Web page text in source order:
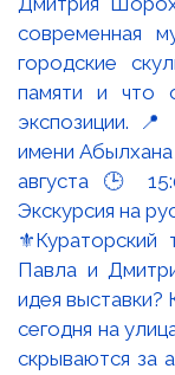
⚜️Кураторский
Павла и
идея выставки?
сегодня на
скрываются за